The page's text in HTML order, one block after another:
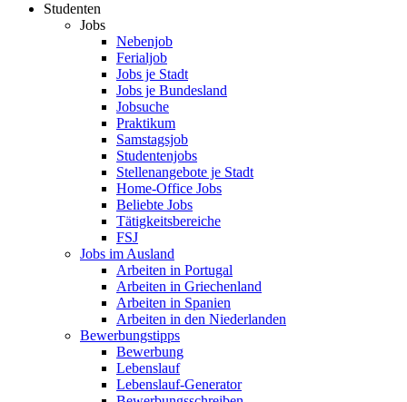
Studenten
Jobs
Nebenjob
Ferialjob
Jobs je Stadt
Jobs je Bundesland
Jobsuche
Praktikum
Samstagsjob
Studentenjobs
Stellenangebote je Stadt
Home-Office Jobs
Beliebte Jobs
Tätigkeitsbereiche
FSJ
Jobs im Ausland
Arbeiten in Portugal
Arbeiten in Griechenland
Arbeiten in Spanien
Arbeiten in den Niederlanden
Bewerbungstipps
Bewerbung
Lebenslauf
Lebenslauf-Generator